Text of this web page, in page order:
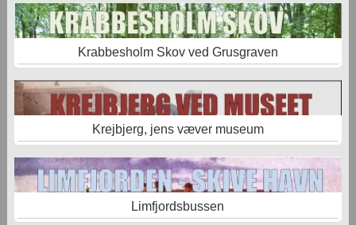
Krabbesholm Skov ved Grusgraven
Krejbjerg, jens væver museum
Limfjordsbussen